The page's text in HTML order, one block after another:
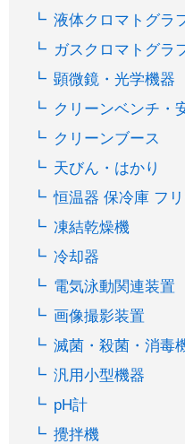
液体クロマトグラ
ガスクロマトグラ
顕微鏡・光学機器
クリーンベンチ・
クリーンブース
天びん・はかり
恒温器 保冷庫 フ
凍結乾燥機
冷却器
電気泳動関連装置
画像撮影装置
滅菌・殺菌・消毒
汎用小型機器
pH計
攪拌機